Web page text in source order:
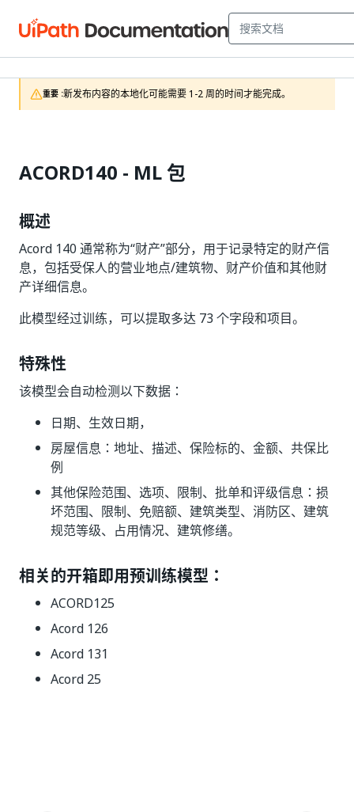
重要 :新发布内容的本地化可能需要 1-2 周的时间才能完成。
ACORD140 - ML 包
概述
Acord 140 通常称为“财产”部分，用于记录特定的财产信
息，包括受保人的营业地点/建筑物、财产价值和其他财
产详细信息。
此模型经过训练，可以提取多达 73 个字段和项目。
特殊性
该模型会自动检测以下数据：
日期、生效日期，
房屋信息：地址、描述、保险标的、金额、共保比
例
其他保险范围、选项、限制、批单和评级信息：损
坏范围、限制、免赔额、建筑类型、消防区、建筑
规范等级、占用情况、建筑修缮。
相关的开箱即用预训练模型：
ACORD125
Acord 126
Acord 131
Acord 25